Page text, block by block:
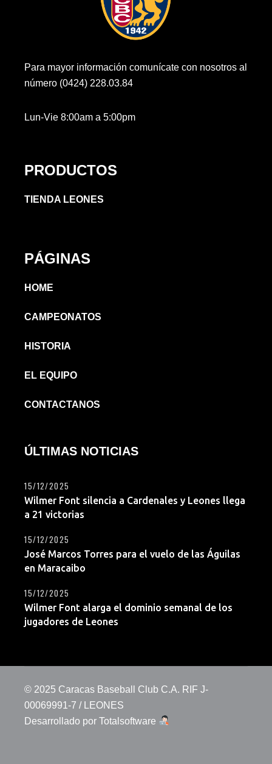
Para mayor información comunícate con nosotros al
número (0424) 228.03.84
Lun-Vie 8:00am a 5:00pm
PRODUCTOS
TIENDA LEONES
PÁGINAS
HOME
CAMPEONATOS
HISTORIA
EL EQUIPO
CONTACTANOS
ÚLTIMAS NOTICIAS
Wilmer Font silencia a Cardenales y Leones llega
a 21 victorias
15/12/2025
José Marcos Torres para el vuelo de las Águilas
en Maracaibo
15/12/2025
Wilmer Font alarga el dominio semanal de los
jugadores de Leones
15/12/2025
© 2025 Caracas Baseball Club C.A. RIF J-
00069991-7 / LEONES
Desarrollado porTotalsoftware